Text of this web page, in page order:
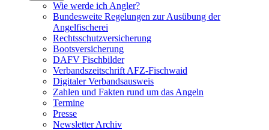
Wie werde ich Angler?
Bundesweite Regelungen zur Ausübung der
Angelfischerei
Rechtsschutzversicherung
Bootsversicherung
DAFV Fischbilder
Verbandszeitschrift AFZ-Fischwaid
Digitaler Verbandsausweis
Zahlen und Fakten rund um das Angeln
Termine
Presse
Newsletter Archiv